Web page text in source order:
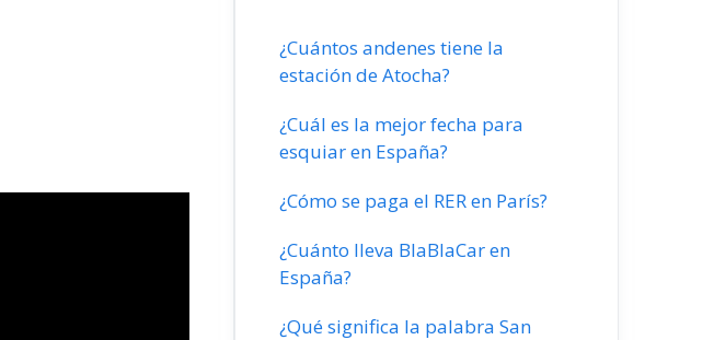
¿Cuántos andenes tiene la
estación de Atocha?
¿Cuál es la mejor fecha para
esquiar en España?
¿Cómo se paga el RER en París?
¿Cuánto lleva BlaBlaCar en
España?
¿Qué significa la palabra San